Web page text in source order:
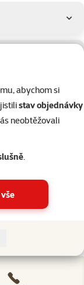
abychom si
stav objednávky
neobtěžovali
.
pro kočky
produkty
Špičkové